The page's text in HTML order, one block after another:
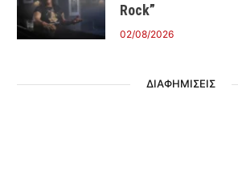
Rock”
02/08/2026
ΔΙΑΦΗΜΙΣΕΙΣ